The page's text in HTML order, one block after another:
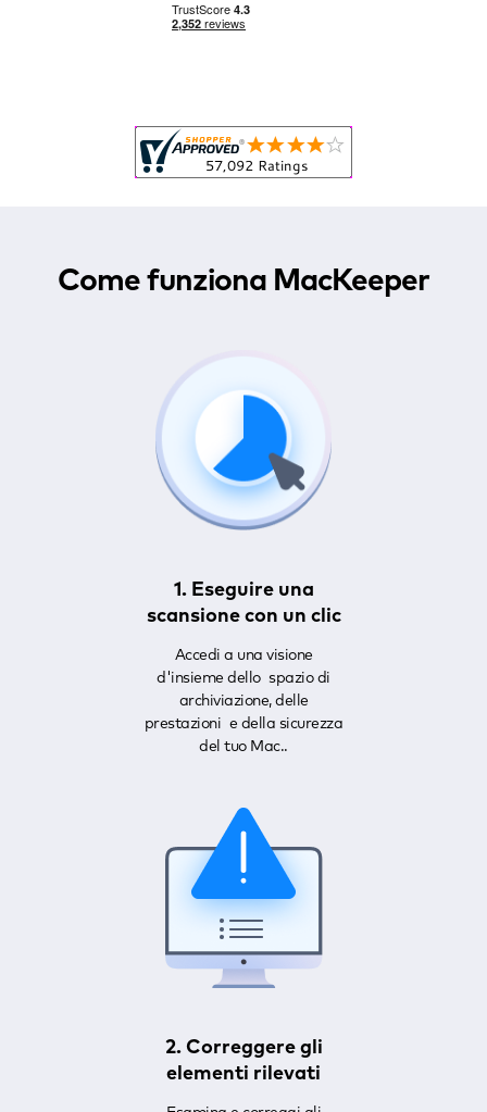
Come funziona MacKeeper
1. Eseguire una
scansione con un clic
Accedi a una visione
d'insieme dello spazio di
archiviazione, delle
prestazioni e della sicurezza
del tuo Mac..
2. Correggere gli
elementi rilevati